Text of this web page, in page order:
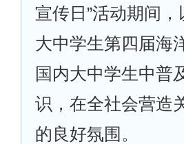
宣传日”活动期间
大中学生第四届海
国内大中学生中普
识，在全社会营造
的良好氛围。